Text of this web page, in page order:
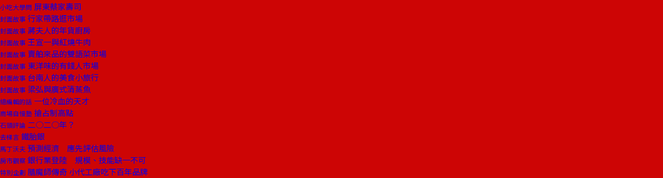
小吃大學問 屏東蔡家壽司
封面故事 行家帶路逛市場
封面故事 蔣夫人的年貨廚房
封面故事 王宣一與紅燒牛肉
封面故事 賣舶來品的雙語菜市場
封面故事 東洋味的有錢人市場
封面故事 台南人的美食小旅行
封面故事 梁弘與廣式清蒸魚
總編輯的話 一位冷血的天才
商場自慢塾 搶占制高點
石頭評論 二○二○年？
去梯言 鐵胎銀
馬丁沃夫 預測經濟 應先評估風險
房市觀察 銀行業登陸 規模、技能缺一不可
特別企劃 膳魔師傳奇 小代工廠吃下百年品牌